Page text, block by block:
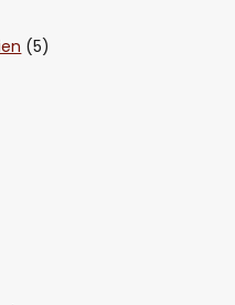
(5)